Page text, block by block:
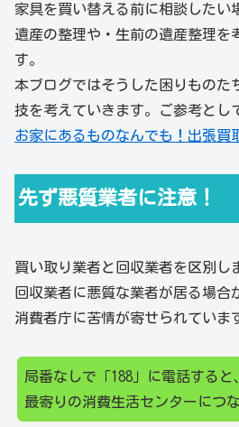
家具を買い替える前に相談したい
遺産の整理や・生前の遺産整理を
す。
本ブログではそうした困りものた
技を考えていきます。ご参考とし
お家にあるものなんでも！出張買
先ず悪質業者に注意！
買い取り業者と回収業者を区別し
回収業者に悪質な業者が居る場合
消費者庁に苦情が寄せられていま
局番なしで「188」に電話すると
最寄りの消費生活センターにつ